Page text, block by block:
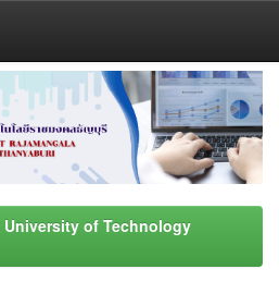
University of Technology